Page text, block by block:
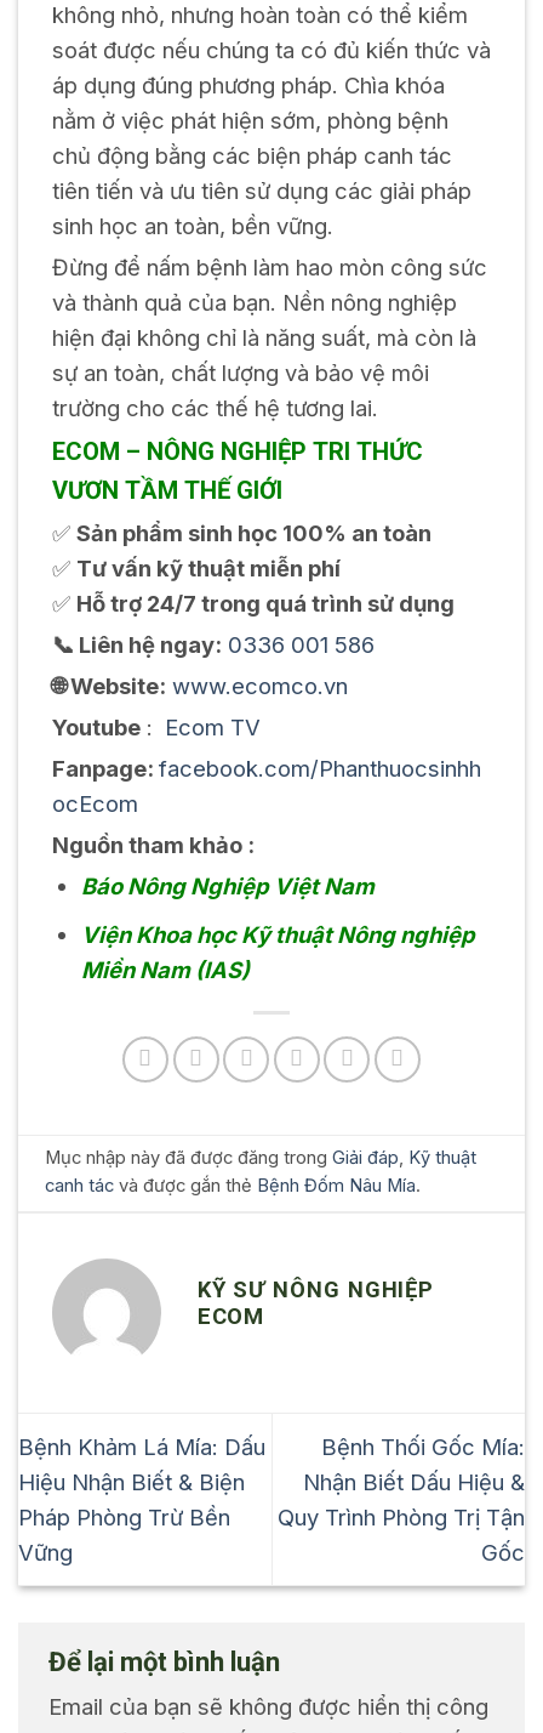
không nhỏ, nhưng hoàn toàn có thể kiểm
soát được nếu chúng ta có đủ kiến thức và
áp dụng đúng phương pháp. Chìa khóa
nằm ở việc phát hiện sớm, phòng bệnh
chủ động bằng các biện pháp canh tác
tiên tiến và ưu tiên sử dụng các giải pháp
sinh học an toàn, bền vững.
Đừng để nấm bệnh làm hao mòn công sức
và thành quả của bạn. Nền nông nghiệp
hiện đại không chỉ là năng suất, mà còn là
sự an toàn, chất lượng và bảo vệ môi
trường cho các thế hệ tương lai.
ECOM – NÔNG NGHIỆP TRI THỨC
VƯƠN TẦM THẾ GIỚI
✅ Sản phẩm sinh học 100% an toàn
✅ Tư vấn kỹ thuật miễn phí
✅ Hỗ trợ 24/7 trong quá trình sử dụng
📞 Liên hệ ngay: 0336 001 586
🌐 Website: www.ecomco.vn
Youtube:
Ecom TV
Fanpage: facebook.com/Phanthuocsinhh
ocEcom
Nguồn tham khảo :
Báo Nông Nghiệp Việt Nam
Viện Khoa học Kỹ thuật Nông nghiệp
Miền Nam (IAS)
Mục nhập này đã được đăng trongGiải đáp, Kỹ thuật
canh tác và được gắn thẻ Bệnh Đốm Nâu Mía.
KỸ SƯ NÔNG NGHIỆP
ECOM
Bệnh Khảm Lá Mía: Dấu
Hiệu Nhận Biết & Biện
Pháp Phòng Trừ Bền
Vững
Bệnh Thối Gốc Mía:
Nhận Biết Dấu Hiệu &
Quy Trình Phòng Trị Tận
Gốc
Để lại một bình luận
Email của bạn sẽ không được hiển thị công